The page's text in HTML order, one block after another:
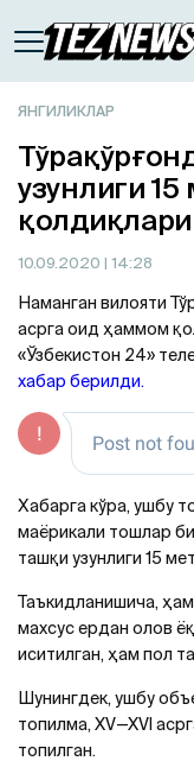
ЯНГИЛИКЛАР
узунлиги
10.09.2020 | 14:28
Наманган вилояти
асрга оид ҳаммом
«Ўзбекистон 24»
хабар берилди.
Хабарга кўра, ушбу
маёрикали тошлар
ташқи узунлиги 15
Таъкидланишича,
махсус ердан олов
иситилган, ҳам пол
Шунингдек, ушбу
топилма, XV—XVI
топилган.